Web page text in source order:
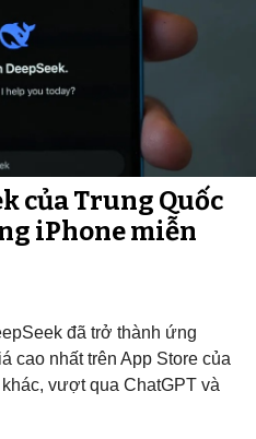
của Trung Quốc
iPhone miễn
đã trở thành ứng
cao nhất trên App Store của
vượt qua ChatGPT và